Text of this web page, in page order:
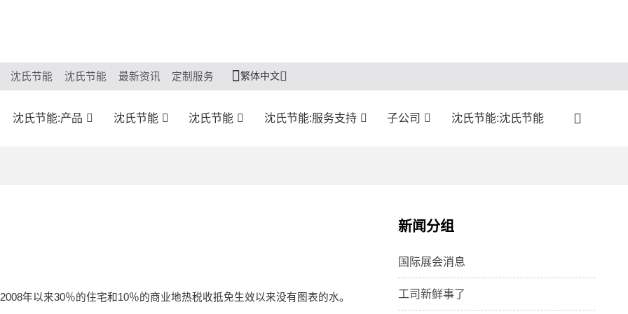
沈氏节能 沈氏节能 最新资讯 定制服务 繁体中文
沈氏节能:产品 沈氏节能 沈氏节能 沈氏节能:服务支持 子公司 沈氏节能:沈氏节能
年以来30％的住宅和10％的商业地热税收抵免生效以来没有图表的水。
新闻分组
国际展会消息
工司新鲜事了